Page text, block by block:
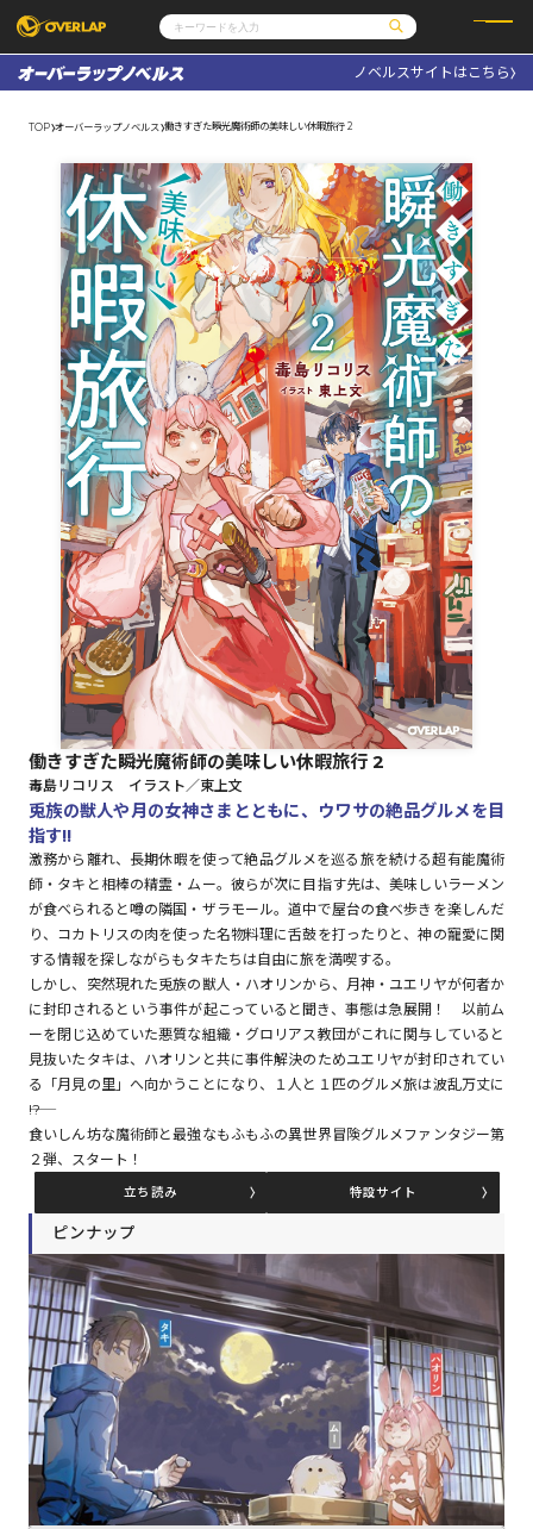
コミックガルド
コミッククリエ
文庫
ノベルス
その他
コミックエッセイ
ポケットモンスター
アニメ
ゲーム
通販・NEWS
OVERLAP STORE
オーバーラップ広報室
企業
会社概要
採用情報
アクセス
オーバーラップホールディングス
お問い合わせはこちら
オーバーラップ文庫
オーバーラップノベルス
オーバーラップノベルスf
ロサージュノベルス
コミックガルド
コミッククリエ
リキューレ
コミックパルフェ
コミックエッセイ
閉じる
ノベルスサイトはこちら
TOP オーバーラップノベルス 働きすぎた瞬光魔術師の美味しい休暇旅行 2
働きすぎた瞬光魔術師の美味しい休暇旅行 2
毒島リコリス イラスト／東上文
兎族の獣人や月の女神さまとともに、ウワサの絶品グルメを目
指す!!
激務から離れ、長期休暇を使って絶品グルメを巡る旅を続ける超有能魔術
師・タキと相棒の精霊・ムー。彼らが次に目指す先は、美味しいラーメン
が食べられると噂の隣国・ザラモール。道中で屋台の食べ歩きを楽しんだ
り、コカトリスの肉を使った名物料理に舌鼓を打ったりと、神の寵愛に関
する情報を探しながらもタキたちは自由に旅を満喫する。
しかし、突然現れた兎族の獣人・ハオリンから、月神・ユエリヤが何者か
に封印されるという事件が起こっていると聞き、事態は急展開！ 以前ム
ーを閉じ込めていた悪質な組織・グロリアス教団がこれに関与していると
見抜いたタキは、ハオリンと共に事件解決のためユエリヤが封印されてい
る「月見の里」へ向かうことになり、１人と１匹のグルメ旅は波乱万丈に
――!?
食いしん坊な魔術師と最強なもふもふの異世界冒険グルメファンタジー第
２弾、スタート！
立ち読み 特設サイト
ピンナップ